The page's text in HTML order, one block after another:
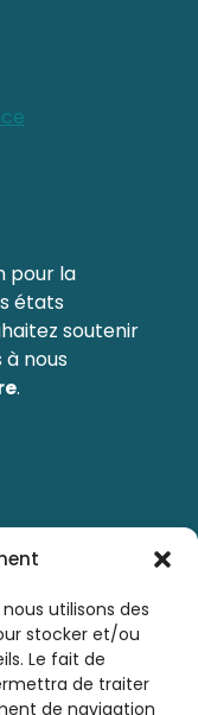
utilisons des
stocker et/ou
Le fait de
de traiter
de navigation
pour la
états
soutenir
à nous
.